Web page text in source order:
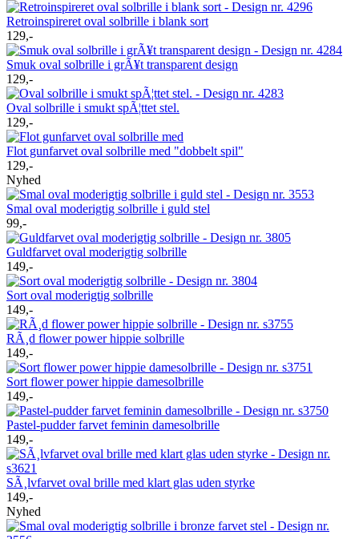
Retroinspireret oval solbrille i blank sort
129,-
Smuk oval solbrille i grÃ¥t transparent design
129,-
Oval solbrille i smukt spÃ¦ttet stel.
129,-
Flot gunfarvet oval solbrille med "dobbelt spil"
129,-
Nyhed
Smal oval moderigtig solbrille i guld stel
99,-
Guldfarvet oval moderigtig solbrille
149,-
Sort oval moderigtig solbrille
149,-
RÃ¸d flower power hippie solbrille
149,-
Sort flower power hippie damesolbrille
149,-
Pastel-pudder farvet feminin damesolbrille
149,-
SÃ¸lvfarvet oval brille med klart glas uden styrke
149,-
Nyhed